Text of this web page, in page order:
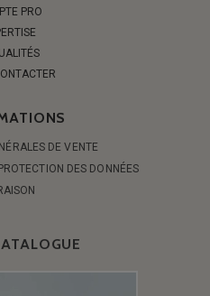
PRO
DE VENTE
DES DONNÉES